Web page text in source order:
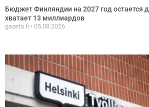
Бюджет Финляндии на 2027 год остается
хватает 13 миллиардов
gazeta.fi 05.08.2026